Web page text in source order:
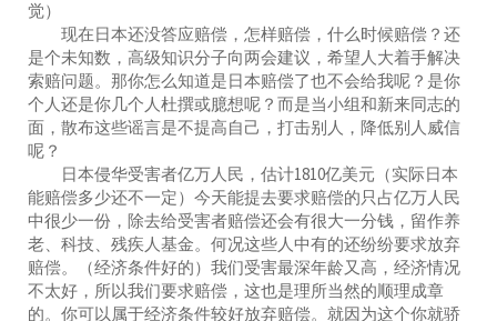
觉）
现在日本还没答应赔偿，怎样赔偿，什么时候赔偿？还
是个未知数，高级知识分子向两会建议，希望人大着手解决
索赔问题。那你怎么知道是日本赔偿了也不会给我呢？是你
个人还是你几个人杜撰或臆想呢？而是当小组和新来同志的
面，散布这些谣言是不提高自己，打击别人，降低别人威信
呢？
日本侵华受害者亿万人民，估计1810亿美元（实际日本
能赔偿多少还不一定）今天能提去要求赔偿的只占亿万人民
中很少一份，除去给受害者赔偿还会有很大一分钱，留作养
老、科技、残疾人基金。何况这些人中有的还纷纷要求放弃
赔偿。（经济条件好的）我们受害最深年龄又高，经济情况
不太好，所以我们要求赔偿，这也是理所当然的顺理成章
的。你可以属于经济条件较好放弃赔偿。就因为这个你就骄